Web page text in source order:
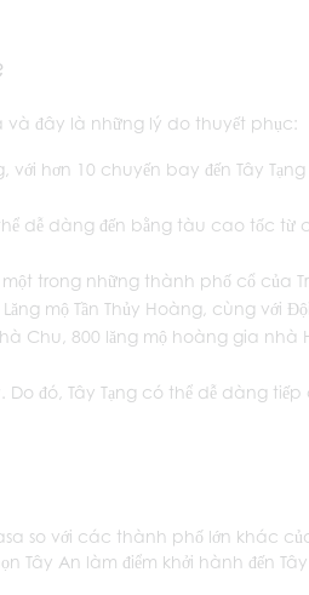
và đây là những lý do thuyết phục:
hơn 10 chuyến bay đến Tây
dễ dàng đến bằng tàu cao tốc
trong những thành phố cổ của
mộ Tần Thủy Hoàng, cùng với
Chu, 800 lăng mộ hoàng gia nhà
đó, Tây Tạng có thể dễ dàng
so với các thành phố lớn khác
An làm điểm khởi hành đến Tây